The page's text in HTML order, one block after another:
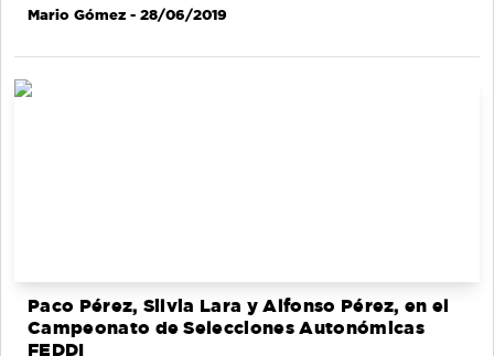
Mario Gómez - 28/06/2019
Paco Pérez, Silvia Lara y Alfonso Pérez, en el
Campeonato de Selecciones Autonómicas
FEDDI